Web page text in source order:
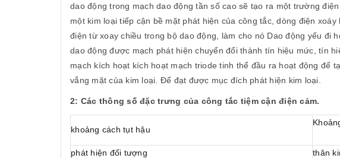
dao động trong mạch dao động tần số cao sẽ tạo ra một trường
một kim loại tiếp cận bề mặt phát hiện của công tắc, dòng điện
điện từ xoay chiều trong bộ dao động, làm cho nó Dao động yếu đi
dao động được mạch phát hiện chuyển đổi thành tín hiệu mức, tín
mạch kích hoạt kích hoạt mạch triode tinh thể đầu ra hoạt động để
vắng mặt của kim loại. Để đạt được mục đích phát hiện kim loại.
2: Các thông số đặc trưng của công tắc tiệm cận điện cảm.
khoảng cách tụt hậu
phát hiện đối tượng thân